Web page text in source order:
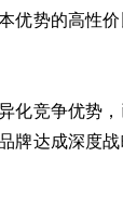
优势的高性
化竞争优势，
牌达成深度